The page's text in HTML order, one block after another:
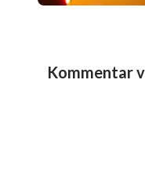
Kommentar